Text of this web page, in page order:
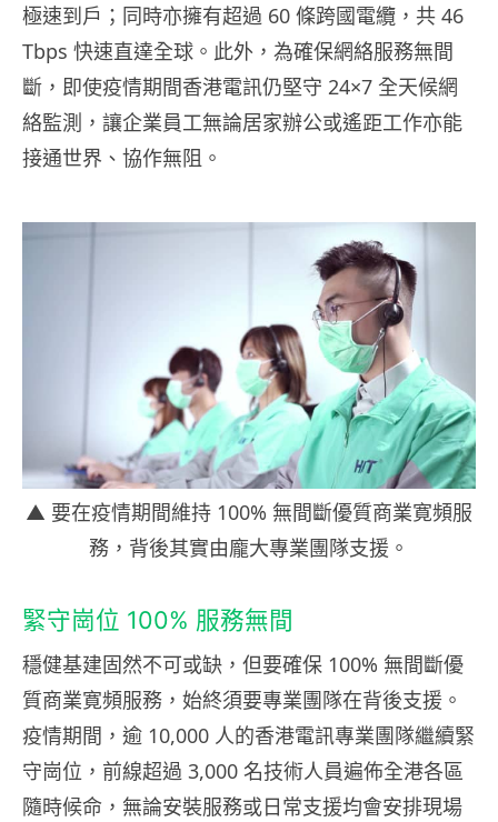
極速到戶；同時亦擁有超過 60 條跨國電纜，共 46
Tbps 快速直達全球。此外，為確保網絡服務無間
斷，即使疫情期間香港電訊仍堅守 24×7 全天候網
絡監測，讓企業員工無論居家辦公或遙距工作亦能
接通世界、協作無阻。
▲ 要在疫情期間維持 100% 無間斷優質商業寛頻服
務，背後其實由龐大專業團隊支援。
緊守崗位 100% 服務無間
穩健基建固然不可或缺，但要確保 100% 無間斷優
質商業寛頻服務，始終須要專業團隊在背後支援。
疫情期間，逾 10,000 人的香港電訊專業團隊繼續緊
守崗位，前線超過 3,000 名技術人員遍佈全港各區
隨時候命，無論安裝服務或日常支援均會安排現場